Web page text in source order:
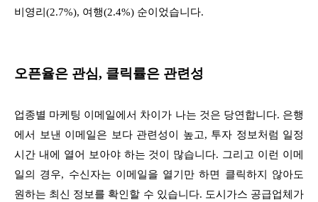
비영리(2.7%), 여행(2.4%) 순이었습니다.
오픈율은 관심, 클릭률은 관련성
업종별 마케팅 이메일에서 차이가 나는 것은 당연합니다. 은행
에서 보낸 이메일은 보다 관련성이 높고, 투자 정보처럼 일정
시간 내에 열어 보아야 하는 것이 많습니다. 그리고 이런 이메
일의 경우, 수신자는 이메일을 열기만 하면 클릭하지 않아도
원하는 최신 정보를 확인할 수 있습니다. 도시가스 공급업체가